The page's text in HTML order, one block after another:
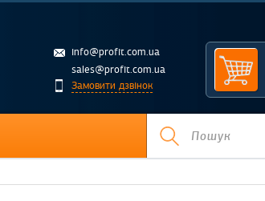
info@profit.com.ua
sales@profit.com.ua
Замовити дзвінок